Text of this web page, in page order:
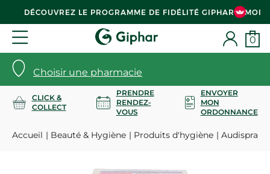
DÉCOUVREZ LE PROGRAMME DE FIDÉLITÉ GIPHAR & MOI
Choisir une pharmacie
0
CLICK &
COLLECT
PRENDRE
RENDEZ-
VOUS
ENVOYER
MON
ORDONNANCE
Accueil Beauté & Hygiène Produits d'hygiène Audispray